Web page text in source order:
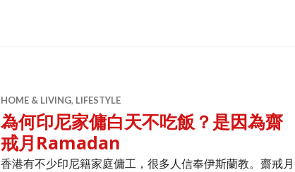
HOME & LIVING, LIFESTYLE
為何印尼家傭白天不吃飯？是因為齋
戒月Ramadan
香港有不少印尼籍家庭傭工，很多人信奉伊斯蘭教。齋戒月